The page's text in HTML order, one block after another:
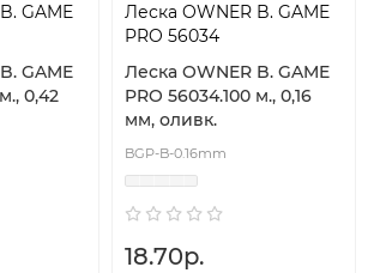
GAME
GAME
0,42
Леска OWNER B. GAME
PRO 56034
Леска OWNER B. GAME
PRO 56034.100 м., 0,16
мм, оливк.
BGP-B-0.16mm
18.70р.